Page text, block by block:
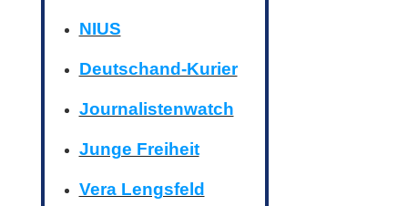
NIUS
Deutschand-Kurier
Journalistenwatch
Junge Freiheit
Vera Lengsfeld